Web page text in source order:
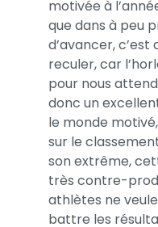
motivée à
que dans à peu
d’avancer,
reculer, car
pour nous
donc un
le monde
sur le
son extrême,
très contre-
athlètes ne
battre les